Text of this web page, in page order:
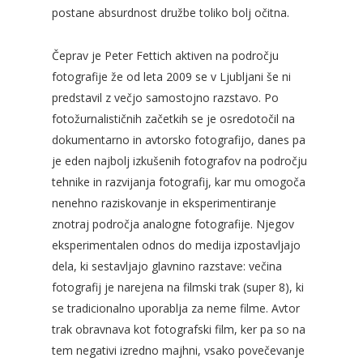
postane absurdnost družbe toliko bolj očitna.
Čeprav je Peter Fettich aktiven na področju
fotografije že od leta 2009 se v Ljubljani še ni
predstavil z večjo samostojno razstavo. Po
fotožurnalističnih začetkih se je osredotočil na
dokumentarno in avtorsko fotografijo, danes pa
je eden najbolj izkušenih fotografov na področju
tehnike in razvijanja fotografij, kar mu omogoča
nenehno raziskovanje in eksperimentiranje
znotraj področja analogne fotografije. Njegov
eksperimentalen odnos do medija izpostavljajo
dela, ki sestavljajo glavnino razstave: večina
fotografij je narejena na filmski trak (super 8), ki
se tradicionalno uporablja za neme filme. Avtor
trak obravnava kot fotografski film, ker pa so na
tem negativi izredno majhni, vsako povečevanje